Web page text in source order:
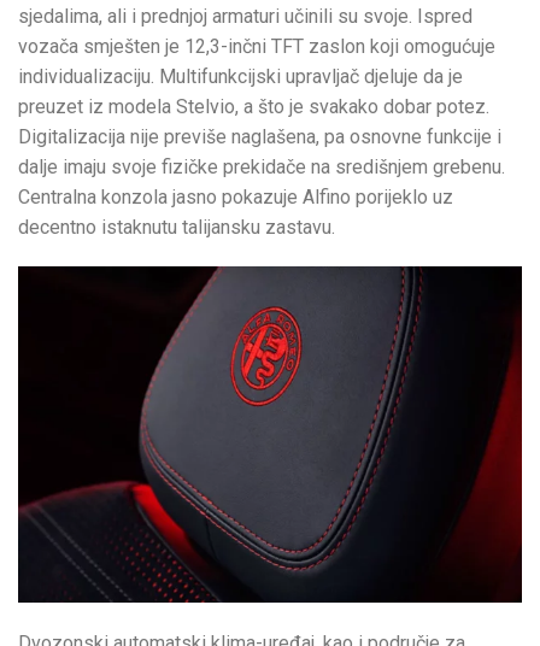
sjedalima, ali i prednjoj armaturi učinili su svoje. Ispred
vozača smješten je 12,3-inčni TFT zaslon koji omogućuje
individualizaciju. Multifunkcijski upravljač djeluje da je
preuzet iz modela Stelvio, a što je svakako dobar potez.
Digitalizacija nije previše naglašena, pa osnovne funkcije i
dalje imaju svoje fizičke prekidače na središnjem grebenu.
Centralna konzola jasno pokazuje Alfino porijeklo uz
decentno istaknutu talijansku zastavu.